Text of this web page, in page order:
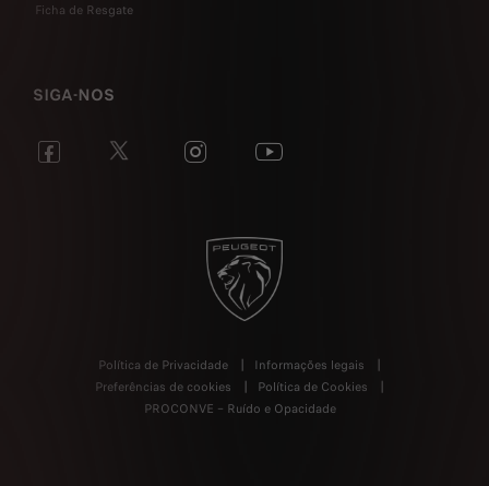
Ficha de Resgate
SIGA-NOS
Política de Privacidade
Informações legais
Preferências de cookies
Política de Cookies
PROCONVE – Ruído e Opacidade